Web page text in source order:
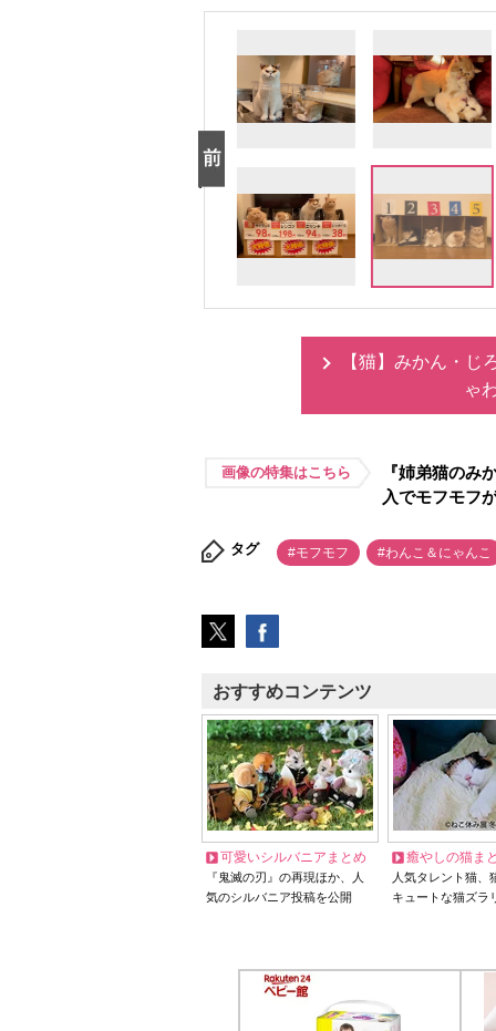
【猫】みかん・じ
ゃ
画像の特集はこちら
『姉弟猫のみ
入でモフモフ
タグ #モフモフ #わんこ＆にゃんこ
おすすめコンテンツ
可愛いシルバニアまとめ
『鬼滅の刃』の再現ほか、人
気のシルバニア投稿を公開
癒やしの猫ま
人気タレント猫
キュートな猫ズラ